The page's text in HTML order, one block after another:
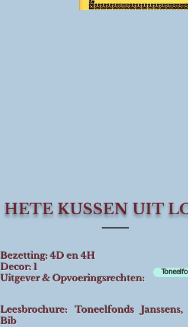
HETE KUSSEN UIT
Bezetting: 4D en 4H
Decor: 1
Uitgever & Opvoeringsrechten:
Leesbrochure: Toneelfonds
Bib